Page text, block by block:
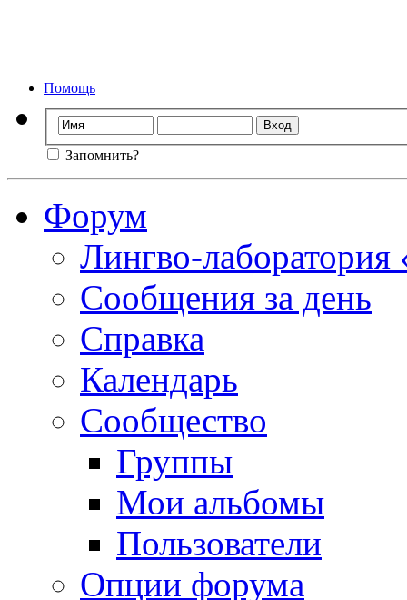
Помощь
Запомнить?
Форум
Лингво-
Сообщения за день
Справка
Календарь
Сообщество
Группы
Мои альбомы
Пользователи
Опции форума